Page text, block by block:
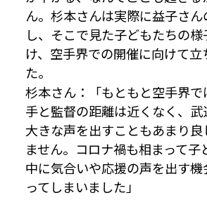
ん。杉本さんは実際に益子さ
し、そこで見た子どもたちの
け、空手界での開催に向けて
た。
杉本さん：「もともと空手界
手と監督の距離は近くなく、武
大きな声を出すこともあまり良
ません。コロナ禍も相まって
中に気合いや応援の声を出す
ってしまいました」